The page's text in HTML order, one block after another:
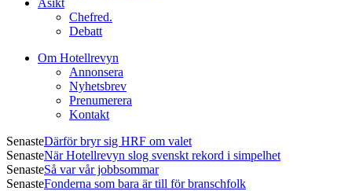
Åsikt
Chefred.
Debatt
Om Hotellrevyn
Annonsera
Nyhetsbrev
Prenumerera
Kontakt
SenasteDärför bryr sig HRF om valet
SenasteNär Hotellrevyn slog svenskt rekord i simpelhet
SenasteSå var vår jobbsommar
SenasteFonderna som bara är till för branschfolk